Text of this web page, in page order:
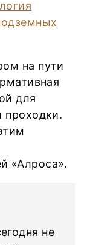
на пути
для
проходки.
«Алроса».
не